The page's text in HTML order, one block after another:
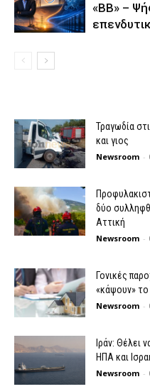
«BB» –
Τραγωδία
και γιος
Newsroom -
δύο
Αττική
Newsroom -
Γονικές
«κάψουν»
Newsroom -
Ιράν: Θέλει
ΗΠΑ και
Newsroom -